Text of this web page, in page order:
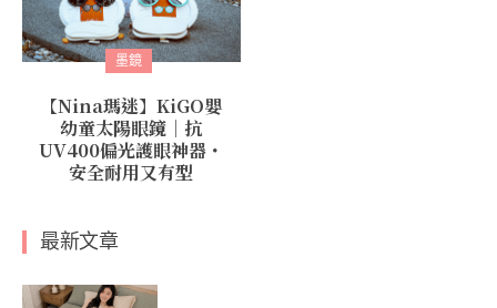
墨鏡
【Nina瑪迷】KiGO嬰
幼童太陽眼鏡｜抗
UV400偏光護眼神器・
安全耐用又有型
最新文章